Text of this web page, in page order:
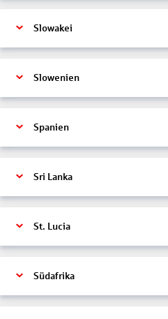
Slowakei
Slowenien
Spanien
Sri Lanka
St. Lucia
Südafrika